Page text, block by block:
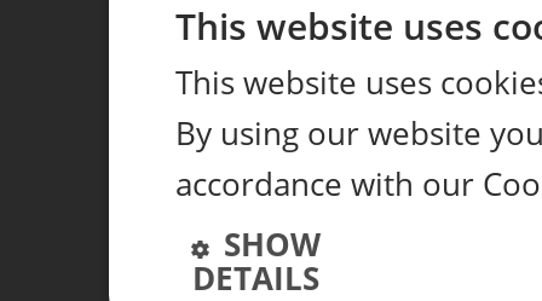
This website uses
This website uses
By using our website
accordance with our
SHOW
DETAILS